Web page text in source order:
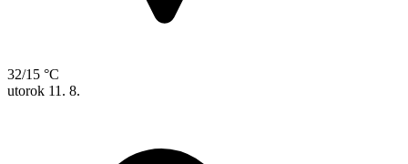
32/15 °C
utorok 11. 8.